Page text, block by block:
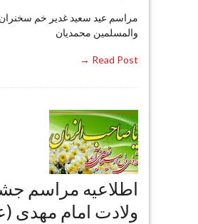
مراسم عید سعید غدیر خم
والمسلمین محمدیان
Read Post →
اطلاعیه مراسم
ولادت امام مهدی